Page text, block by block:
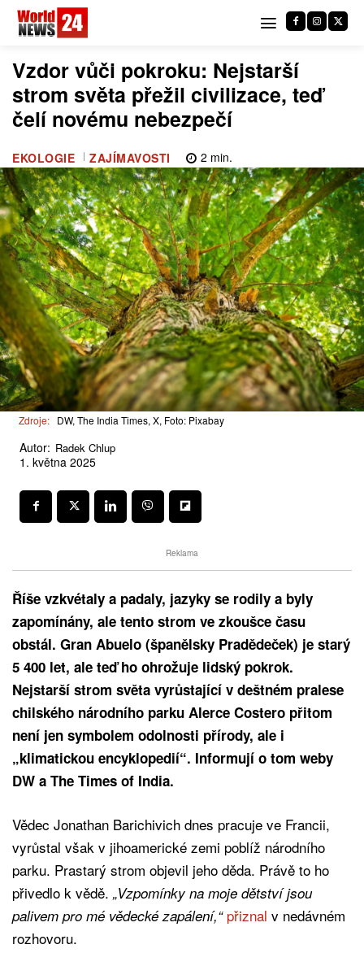
Vzdor vůči pokroku: Nejstarší
strom světa přežil civilizace, teď
čelí novému nebezpečí
EKOLOGIE ZAJÍMAVOSTI 2 min.
Zdroje: DW, The India Times, X, Foto: Pixabay
Autor: Radek Chlup
1. května 2025
Reklama
Říše vzkvétaly a padaly, jazyky se rodily a byly
zapomínány, ale tento strom ve zkoušce času
obstál. Gran Abuelo (španělsky Pradědeček) je starý
5 400 let, ale teď ho ohrožuje lidský pokrok.
Nejstarší strom světa vyrůstající v deštném pralese
chilského národního parku Alerce Costero přitom
není jen symbolem odolnosti přírody, ale i
„klimatickou encyklopedií“. Informují o tom weby
DW a The Times of India.
Vědec Jonathan Barichivich dnes pracuje ve Francii,
vyrůstal však v jihoamerické zemi poblíž národního
parku. Prastarý strom objevil jeho děda. Právě to ho
přivedlo k vědě. „Vzpomínky na moje dětství jsou
palivem pro mé vědecké zapálení,“ přiznal v nedávném
rozhovoru.